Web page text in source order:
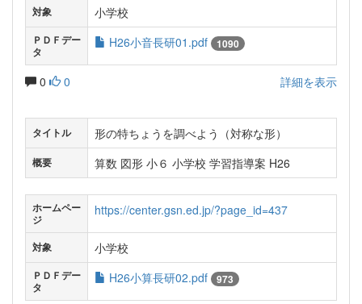
対象 小学校
ＰＤＦデー
タ
H26小音長研01.pdf 1090
0 0 詳細を表示
タイトル 形の特ちょうを調べよう（対称な形）
概要 算数 図形 小６ 小学校 学習指導案 H26
ホームペー
ジ
https://center.gsn.ed.jp/?page_id=437
対象 小学校
ＰＤＦデー
タ
H26小算長研02.pdf 973